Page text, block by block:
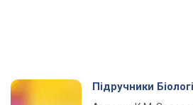
Підручники